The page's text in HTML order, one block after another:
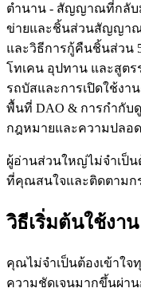
ตำนาน - สัญญาณที่กลับม
ข่ายและชิ้นส่วนสัญญาณ
และวิธีการกู้คืนชิ้นส่วน
โทเคน อุปทาน และสูตร
รถบัสและการเปิดใช้ง
พื้นที่ DAO & การกำกับ
กฎหมายและความปลอ
ผู้อ่านส่วนใหญ่ไม่จำเป็
ที่คุณสนใจและติดตามก
วิธีเริ่มต้นใช้งาน
คุณไม่จำเป็นต้องเข้าใจ
ความชัดเจนมากขึ้นผ่า